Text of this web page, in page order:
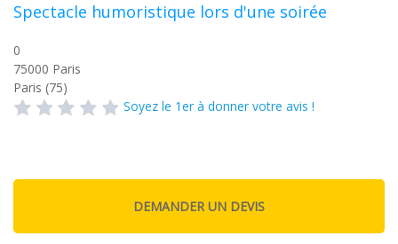
Spectacle humoristique lors d'une soirée
0
75000 Paris
Paris (75)
Soyez le 1er à donner votre avis !